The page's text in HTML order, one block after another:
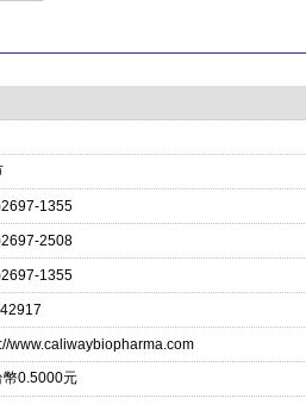
1355
2508
1355
www.caliwaybiopharma.com
幣0.5000元